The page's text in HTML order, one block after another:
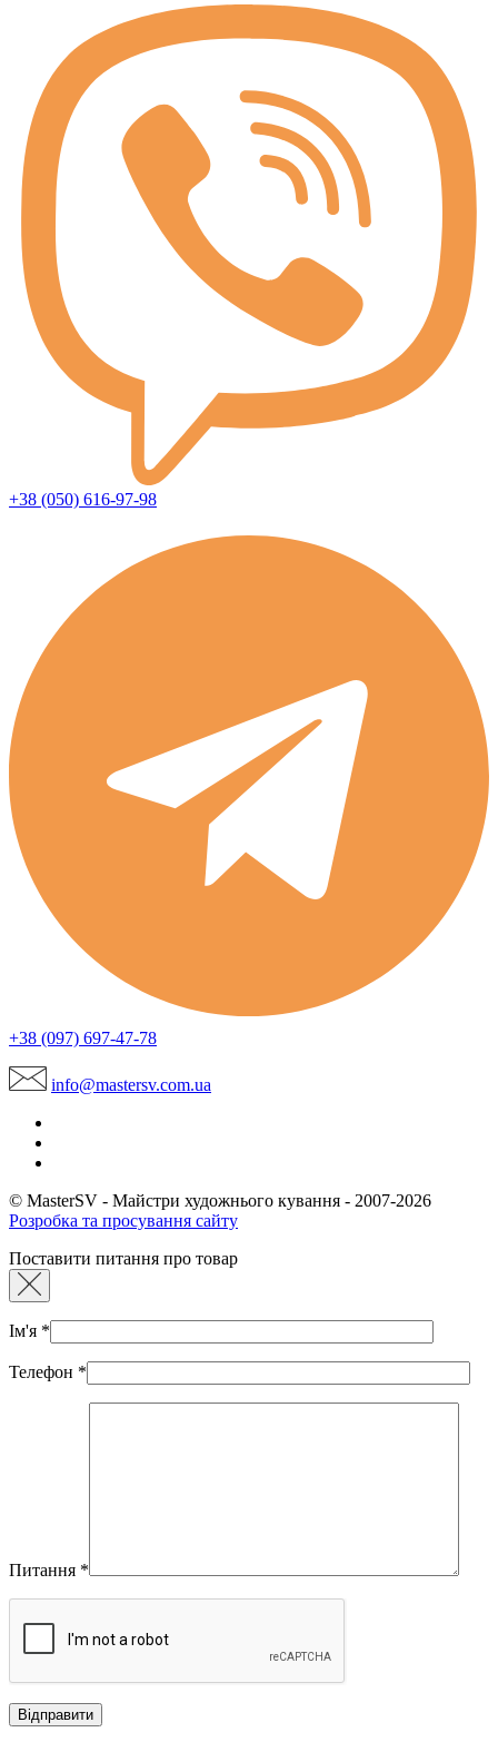
+38 (050) 616-97-98
+38 (097) 697-47-78
info@mastersv.com.ua
© MasterSV - Майстри художнього кування - 2007-2026
Розробка та просування сайту
Поставити питання про товар
Ім'я *
Телефон *
Питання *